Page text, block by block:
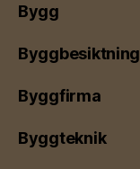
Bygg
Byggbesiktning
Byggfirma
Byggteknik